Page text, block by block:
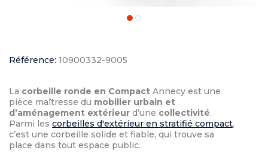
Référence: 10900332-9005
La corbeille ronde en Compact Annecy est une
pièce maîtresse du mobilier urbain et
d’aménagement extérieur d’une collectivité.
Parmi les corbeilles d'extérieur en stratifié compact,
c’est une corbeille solide et fiable, qui trouve sa
place dans tout espace public.